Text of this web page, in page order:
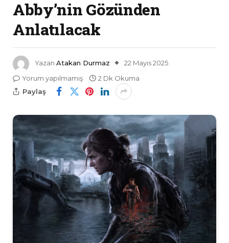
Abby’nin Gözünden
Anlatılacak
Yazan Atakan Durmaz
22 Mayıs 2025
Yorum yapılmamış
2 Dk Okuma
Paylaş